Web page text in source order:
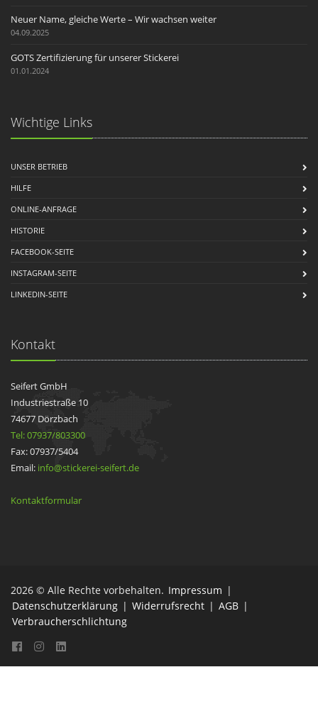
Neuer Name, gleiche Werte – Wir wachsen weiter
04.09.2025
GOTS Zertifizierung für unserer Stickerei
01.01.2024
Wichtige Links
UNSER BETRIEB
HILFE
ONLINE-ANFRAGE
HISTORIE
FACEBOOK-SEITE
INSTAGRAM-SEITE
LINKEDIN-SEITE
Kontakt
Seifert GmbH
Industriestraße 10
74677 Dörzbach
Tel: 07937/803300
Fax: 07937/5404
Email: info@stickerei-seifert.de
Kontaktformular
2026 © Alle Rechte vorbehalten. Impressum |
Datenschutzerklärung | Widerrufsrecht | AGB |
Verbraucherschlichtung